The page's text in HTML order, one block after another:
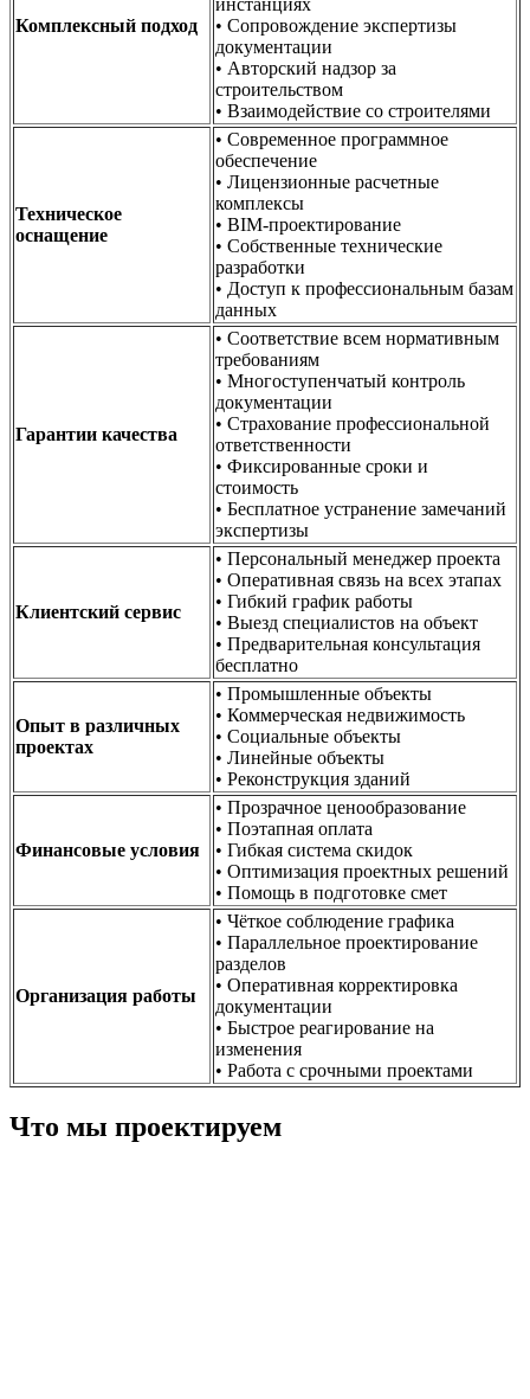
Комплексный подход
инстанциях
• Сопровождение экспертизы
документации
• Авторский надзор за
строительством
• Взаимодействие со строителями
Техническое
оснащение
• Современное программное
обеспечение
• Лицензионные расчетные
комплексы
• BIM-проектирование
• Собственные технические
разработки
• Доступ к профессиональным базам
данных
Гарантии качества
• Соответствие всем нормативным
требованиям
• Многоступенчатый контроль
документации
• Страхование профессиональной
ответственности
• Фиксированные сроки и
стоимость
• Бесплатное устранение замечаний
экспертизы
Клиентский сервис
• Персональный менеджер проекта
• Оперативная связь на всех этапах
• Гибкий график работы
• Выезд специалистов на объект
• Предварительная консультация
бесплатно
Опыт в различных
проектах
• Промышленные объекты
• Коммерческая недвижимость
• Социальные объекты
• Линейные объекты
• Реконструкция зданий
Финансовые условия
• Прозрачное ценообразование
• Поэтапная оплата
• Гибкая система скидок
• Оптимизация проектных решений
• Помощь в подготовке смет
Организация работы
• Чёткое соблюдение графика
• Параллельное проектирование
разделов
• Оперативная корректировка
документации
• Быстрое реагирование на
изменения
• Работа с срочными проектами
Что мы проектируем